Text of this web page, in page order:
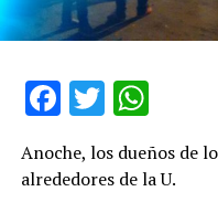
Facebook
Twitter
Anoche, los dueños de
alrededores de la U.